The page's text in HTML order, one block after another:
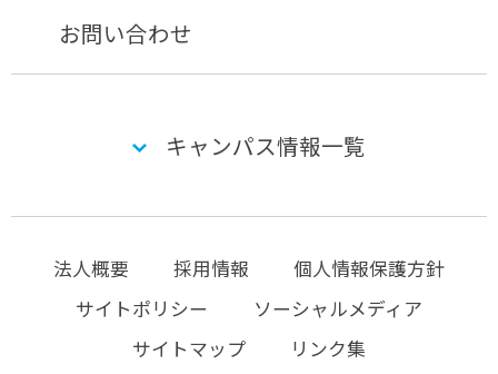
お問い合わせ
キャンパス情報一覧
法人概要 採用情報
個人情報保護方針
サイトポリシー
ソーシャルメディア
サイトマップ
リンク集